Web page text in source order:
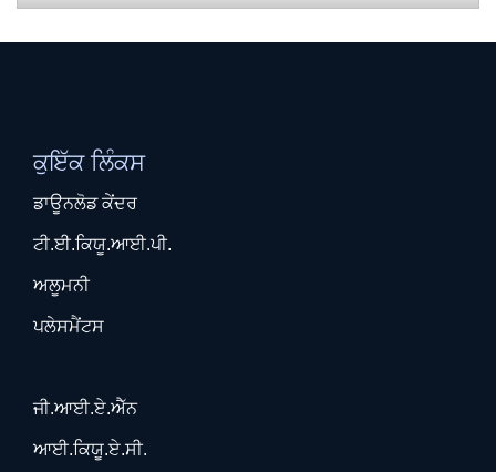
ਕੁਇੱਕ ਲਿੰਕਸ
ਡਾਊਨਲੋਡ ਕੇਂਦਰ
ਟੀ.ਈ.ਕਿਯੂ.ਆਈ.ਪੀ.
ਅਲੂਮਨੀ
ਪਲੇਸਮੈਂਟਸ
ਜੀ.ਆਈ.ਏ.ਐੱਨ
ਆਈ.ਕਿਯੂ.ਏ.ਸੀ.